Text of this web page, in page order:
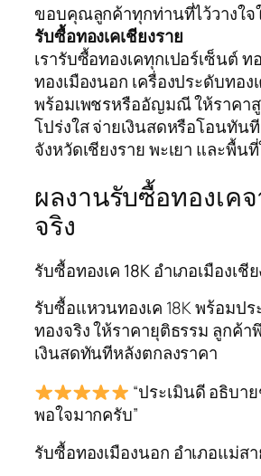
ขอบคุณลูกค้าทุกท่านที่ไว้วางใจ
รับซื้อทองเคเชียงราย
เรารับซื้อทองเคทุกเปอร์เซ็นต์ ท
ทองเมืองนอก เครื่องประดับทอง
พร้อมเพชรหรืออัญมณี ให้ราคา
โปร่งใส จ่ายเงินสดหรือโอนทัน
จังหวัดเชียงราย พะเยา และพื้นที่
ผลงานรับซื้อทองเค
จริง
รับซื้อทองเค 18K อำเภอเมืองเชี
รับซื้อแหวนทองเค 18K พร้อมปร
ทองจริง ให้ราคายุติธรรม ลูกค้า
เงินสดทันทีหลังตกลงราคา
“ประเมินดี อธิบา
พอใจมากครับ”
รับซื้อทองเมืองนอก อำเภอแม่ส